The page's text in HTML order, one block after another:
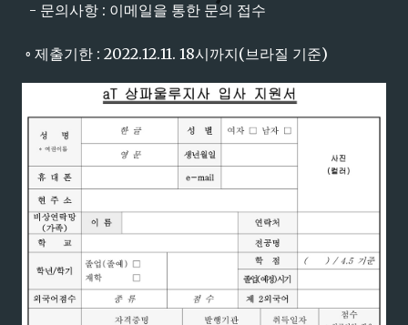
- 문의사항 : 이메일을 통한 문의 접수
◦ 제출기한 : 2022.12.11. 18시까지(브라질 기준)